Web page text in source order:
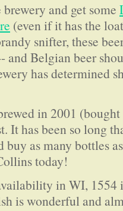
and get some
(even if it has the
snifter, these
and Belgian beer
has determined
in 2001
It has been so long
as many bottles
today!
in WI, 1554
is wonderful and